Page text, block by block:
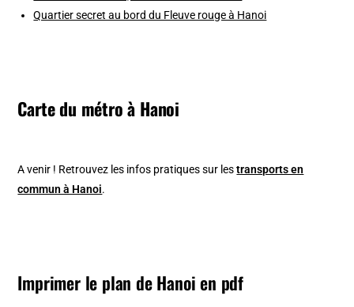
Quartier secret au bord du Fleuve rouge à Hanoi
Carte du métro à Hanoi
A venir ! Retrouvez les infos pratiques sur les transports en
commun à Hanoi.
Imprimer le plan de Hanoi en pdf